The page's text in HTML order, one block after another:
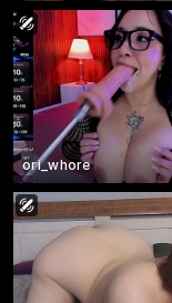
ori_whore